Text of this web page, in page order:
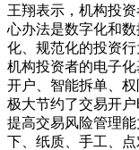
王翔表示，机构投
心办法是数字化和
化、规范化的投资
机构投资者的电子
开户、智能拆单、权
极大节约了交易开
提高交易风险管理
下、纸质、手工、